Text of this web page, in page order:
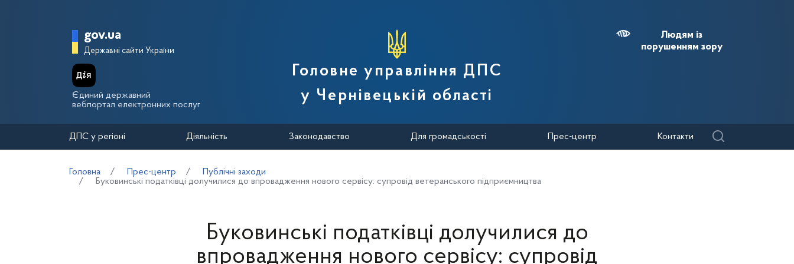
Головна сторінка Державної податкової служби України
gov.ua
Державні сайти України
Єдиний державний
вебпортал електронних послуг
Головне управління ДПС
у Чернівецькій області
Людям із
порушенням зору
ДПС у регіоні Діяльність Законодавство Для громадськості Прес-центр Контакти
Головна Прес-центр
Публічні заходи
Буковинські податківці долучилися до впровадження нового сервісу: супровід ветеранського підприємництва
Буковинські податківці долучилися до
впровадження нового сервісу: супровід